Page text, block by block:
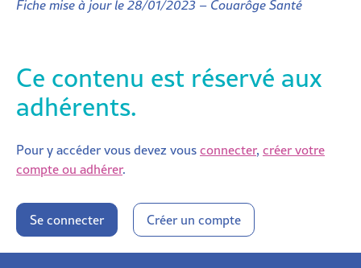
Fiche mise à jour le 28/01/2023 – Couarôge Santé
Ce contenu est réservé aux
adhérents.
Pour y accéder vous devez vousconnecter, créer votre
compte ou adhérer.
Se connecter Créer un compte